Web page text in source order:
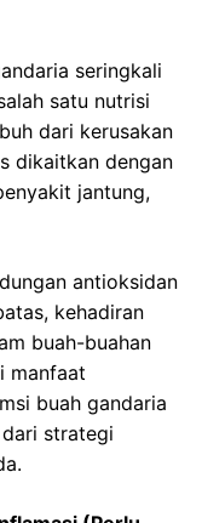
seringkali
satu nutrisi
dari kerusakan
dikaitkan dengan
jantung,
antioksidan
kehadiran
buah-buahan
manfaat
buah gandaria
strategi